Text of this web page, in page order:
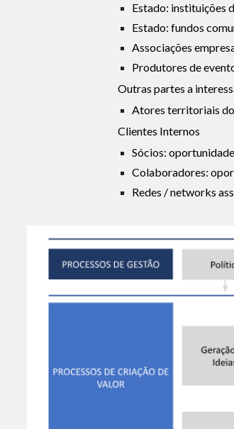
Estado: instituições
Estado: fundos
Associações
Produtores de
Outras partes a
Atores territoriais
Clientes Internos
Sócios:
Colaboradores:
Redes / networks